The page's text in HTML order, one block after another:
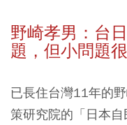
野崎孝男：台
題，但小問題
已長住台灣11年的
策研究院的「日本自